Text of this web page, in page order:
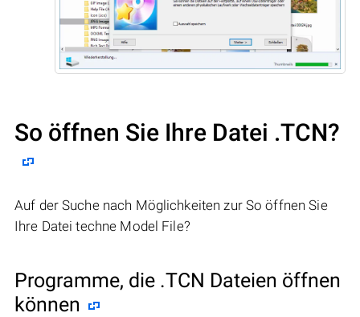
So öffnen Sie Ihre Datei .TCN?
Auf der Suche nach Möglichkeiten zur So öffnen Sie
Ihre Datei techne Model File?
Programme, die .TCN Dateien öffnen
können